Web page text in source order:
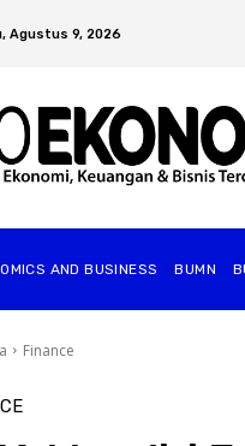
Agustus 9, 2026
AND BUSINESS BUMN
Finance